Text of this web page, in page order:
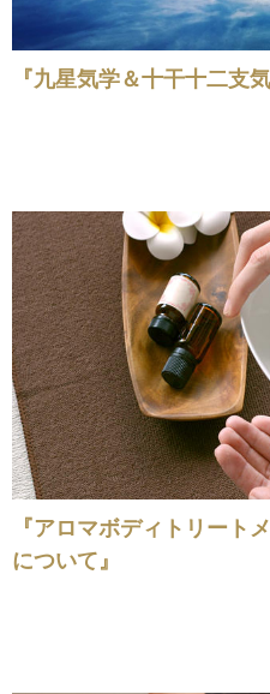
『九星気学＆十干十二支
『アロマボディトリート
について』